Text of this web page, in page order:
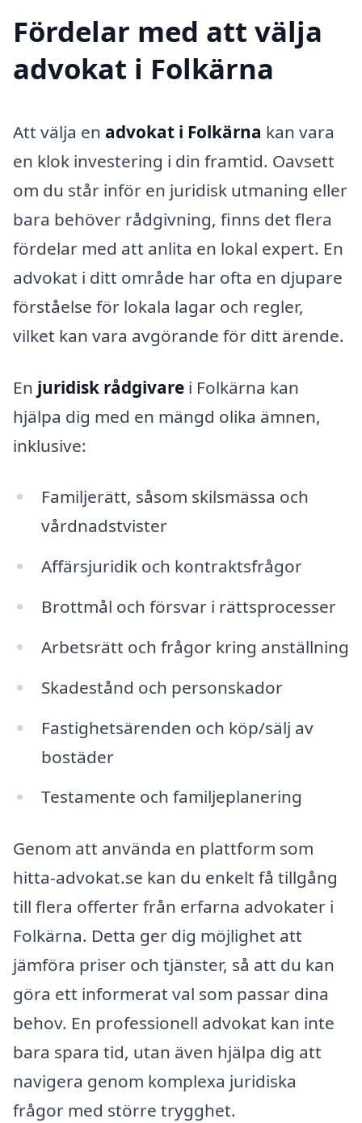
Fördelar med att välja
advokat i Folkärna
Att välja en advokat i Folkärna kan vara
en klok investering i din framtid. Oavsett
om du står inför en juridisk utmaning eller
bara behöver rådgivning, finns det flera
fördelar med att anlita en lokal expert. En
advokat i ditt område har ofta en djupare
förståelse för lokala lagar och regler,
vilket kan vara avgörande för ditt ärende.
En juridisk rådgivare i Folkärna kan
hjälpa dig med en mängd olika ämnen,
inklusive:
Familjerätt, såsom skilsmässa och
vårdnadstvister
Affärsjuridik och kontraktsfrågor
Brottmål och försvar i rättsprocesser
Arbetsrätt och frågor kring anställning
Skadestånd och personskador
Fastighetsärenden och köp/sälj av
bostäder
Testamente och familjeplanering
Genom att använda en plattform som
hitta-advokat.se kan du enkelt få tillgång
till flera offerter från erfarna advokater i
Folkärna. Detta ger dig möjlighet att
jämföra priser och tjänster, så att du kan
göra ett informerat val som passar dina
behov. En professionell advokat kan inte
bara spara tid, utan även hjälpa dig att
navigera genom komplexa juridiska
frågor med större trygghet.